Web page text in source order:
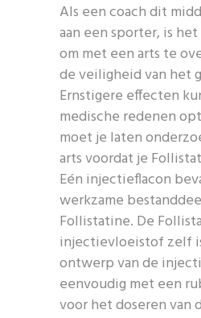
Als een coach dit
aan een sporter, is
om met een arts te
de veiligheid van het
Ernstigere effecten
medische redenen
moet je laten
arts voordat je
Eén injectieflacon
werkzame
Follistatine. De
injectievloeistof zelf
ontwerp van de
eenvoudig met een
voor het doseren van